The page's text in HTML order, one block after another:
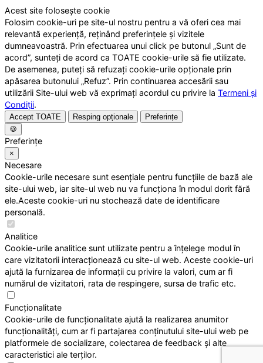
Acest site folosește cookie
Folosim cookie-uri pe site-ul nostru pentru a vă oferi cea mai
relevantă experiență, reținând preferințele și vizitele
dumneavoastră. Prin efectuarea unui click pe butonul „Sunt de
acord”, sunteți de acord ca TOATE cookie-urile să fie utilizate.
De asemenea, puteți să refuzați cookie-urile opționale prin
apăsarea butonului „Refuz”. Prin continuarea accesării sau
utilizării Site-ului web vă exprimați acordul cu privire la Termeni și
Condiții.
Accept TOATE Resping opționale
Preferințe
🍪
Preferințe
×
Necesare
Cookie-urile necesare sunt esențiale pentru funcțiile de bază ale
site-ului web, iar site-ul web nu va funcționa în modul dorit fără
ele.Aceste cookie-uri nu stochează date de identificare
personală.
Analitice
Cookie-urile analitice sunt utilizate pentru a înțelege modul în
care vizitatorii interacționează cu site-ul web. Aceste cookie-uri
ajută la furnizarea de informații cu privire la valori, cum ar fi
numărul de vizitatori, rata de respingere, sursa de trafic etc.
Funcționalitate
Cookie-urile de funcționalitate ajută la realizarea anumitor
funcționalități, cum ar fi partajarea conținutului site-ului web pe
platformele de socializare, colectarea de feedback și alte
caracteristici ale terților.